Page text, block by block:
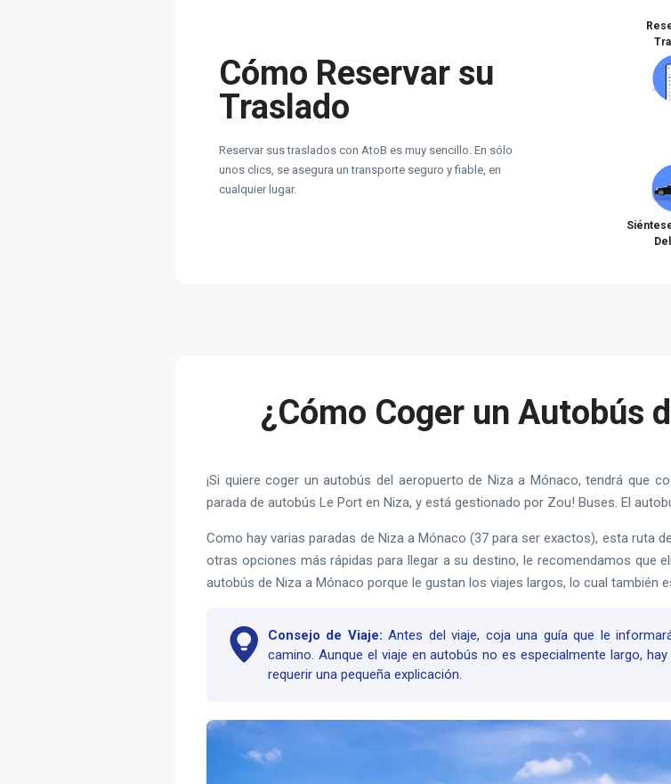
Cómo Reservar su
Traslado
Reservar sus traslados con AtoB es muy sencillo. En sólo
unos clics, se asegura un transporte seguro y fiable, en
cualquier lugar.
¿Cómo Coger un Autobús
¡Si quiere coger un autobús del aeropuerto de Niza a Mónaco, tendrá que
parada de autobús Le Port en Niza, y está gestionado por Zou! Buses. El
Como hay varias paradas de Niza a Mónaco (37 para ser exactos), esta ruta
otras opciones más rápidas para llegar a su destino, le recomendamos que
autobús de Niza a Mónaco porque le gustan los viajes largos, lo cual también
Consejo de Viaje: Antes del viaje, coja una guía que le
camino. Aunque el viaje en autobús no es especialmente largo,
requerir una pequeña explicación.